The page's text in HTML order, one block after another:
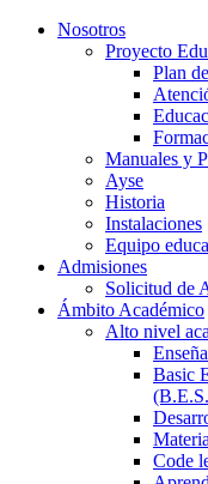
Nosotros
Proyecto
Plan
Manuales y
Ayse
Historia
Instalaciones
Equipo
Admisiones
Solicitud de
Ámbito Académico
Alto nivel
Basic
Code